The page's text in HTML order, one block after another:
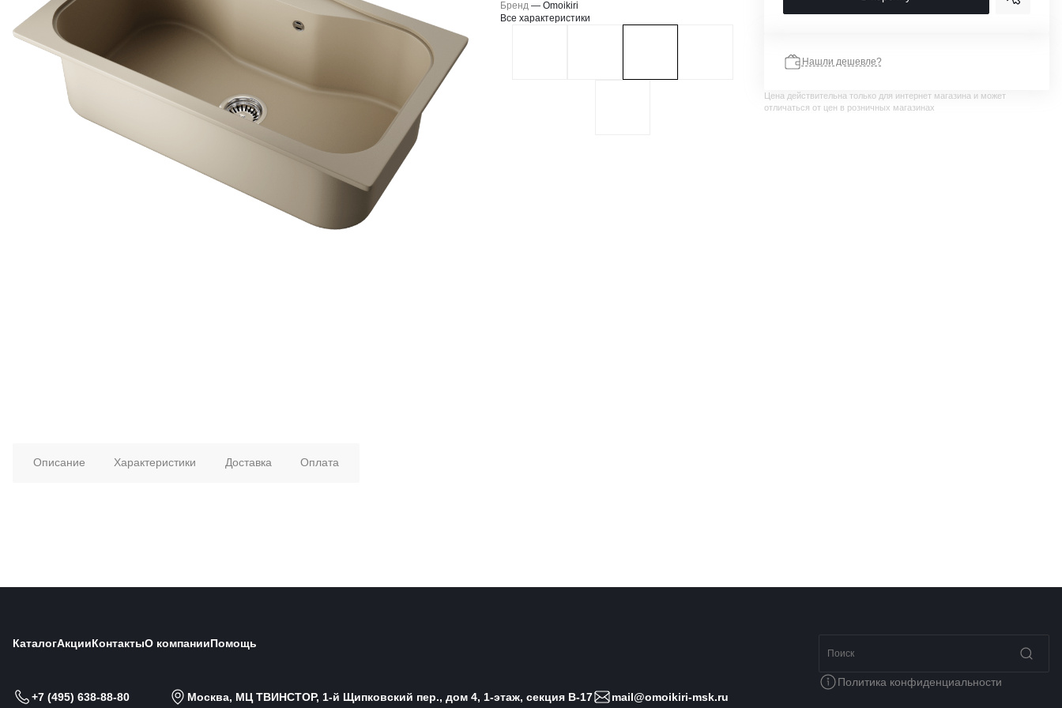
Бренд —Omoikiri
Все характеристики
Нашли дешевле?
Цена действительна только для интернет магазина и может
отличаться от цен в розничных магазинах
Описание Характеристики Доставка Оплата
КаталогАкцииКонтактыО компанииПомощь
+7 (495) 638-88-80 Москва, МЦ ТВИНСТОР, 1-й Щипковский пер., дом 4, 1-этаж, секция B-17 mail@omoikiri-msk.ru
Политика конфиденциальности